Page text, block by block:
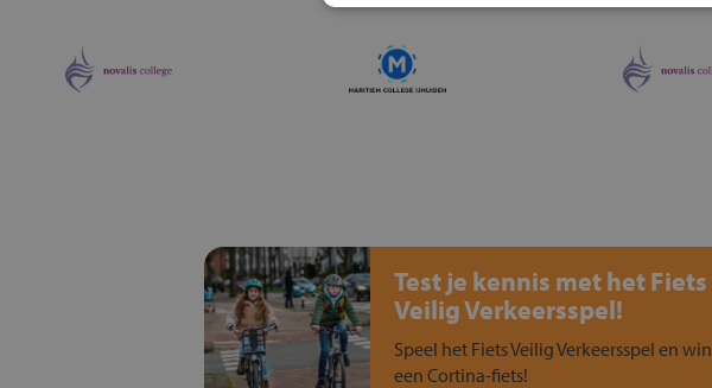
Test je kennis met het Fiets
Veilig Verkeersspel!
Speel het Fiets Veilig Verkeersspel en win
een Cortina-fiets!